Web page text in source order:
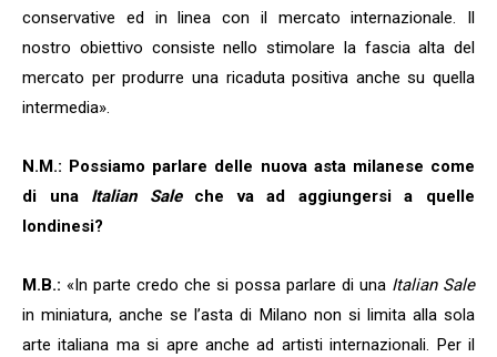
conservative ed in linea con il mercato internazionale. Il
nostro obiettivo consiste nello stimolare la fascia alta del
mercato per produrre una ricaduta positiva anche su quella
intermedia».
N.M.: Possiamo parlare delle nuova asta milanese come
di una Italian Saleche va ad aggiungersi a quelle
londinesi?
M.B.: «In parte credo che si possa parlare di una Italian Sale
in miniatura, anche se l’asta di Milano non si limita alla sola
arte italiana ma si apre anche ad artisti internazionali. Per il